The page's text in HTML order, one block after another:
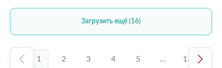
Загрузить ещё (16)
1 2 3 4 5 ... 13